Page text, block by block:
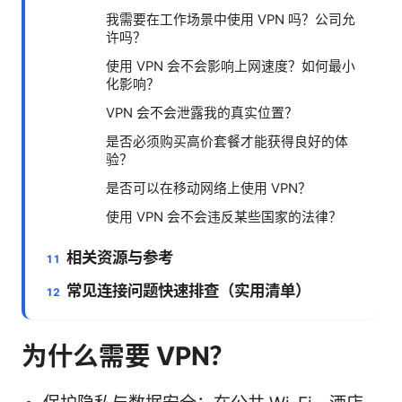
我需要在工作场景中使用 VPN 吗？公司允
许吗？
使用 VPN 会不会影响上网速度？如何最小
化影响？
VPN 会不会泄露我的真实位置？
是否必须购买高价套餐才能获得良好的体
验？
是否可以在移动网络上使用 VPN？
使用 VPN 会不会违反某些国家的法律？
相关资源与参考
常见连接问题快速排查（实用清单）
为什么需要 VPN？